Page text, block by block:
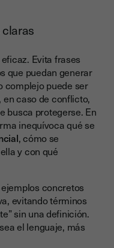
Evita frases
que puedan generar
complejo puede ser
caso de conflicto,
busca protegerse. En
inequívoca qué se
, cómo se
y con qué
concretos
evitando términos
sin una definición.
el lenguaje, más